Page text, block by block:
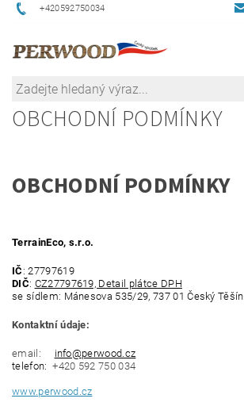
+420592750034
OBCHODNÍ PODMÍNKY
OBCHODNÍ PODMÍNKY
TerrainEco, s.r.o.
IČ : 27797619
DIČ: CZ27797619, Detail plátce DPH
se sídlem: Mánesova 535/29, 737 01 Český Těšín
Kontaktní údaje:
email: info@perwood.cz
telefon: +420 592 750 034
www.perwood.cz